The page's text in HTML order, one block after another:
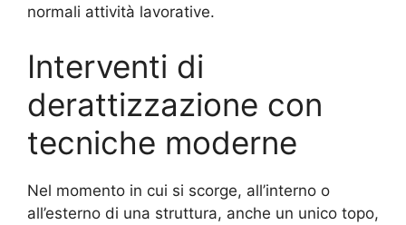
normali attività lavorative.
Interventi di
derattizzazione con
tecniche moderne
Nel momento in cui si scorge, all’interno o
all’esterno di una struttura, anche un unico topo,